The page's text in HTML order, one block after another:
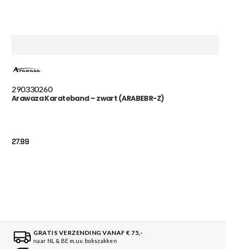
290330260
Arawaza Karateband – zwart (ARABEBR-Z)
27.99
GRATIS VERZENDING VANAF € 75,-
naar NL & BE m.u.v. bokszakken